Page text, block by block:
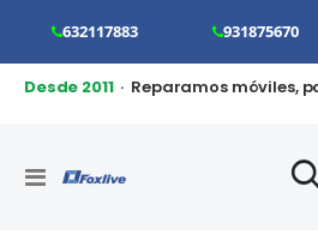
632117883 931875670
Desde 2011· Reparamos móviles,
Toggle